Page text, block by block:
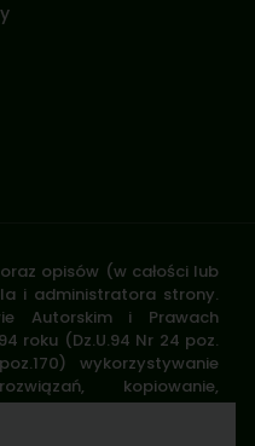
opisów (w całości lub
i administratora strony.
Autorskim i Prawach
roku (Dz.U.94 Nr 24 poz.
wykorzystywanie
kopiowanie,
grafiki, tekstów
zezwolenia autora jest